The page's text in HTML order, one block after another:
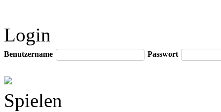
Login
Benutzername Passwort
Spielen